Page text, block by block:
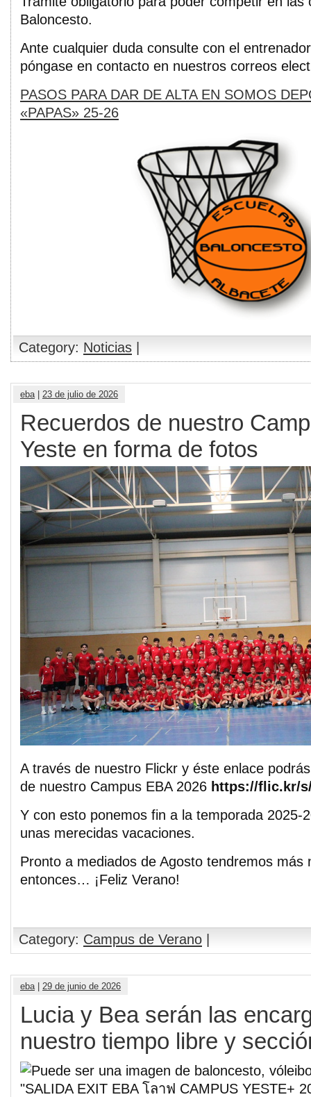
Baloncesto.
Ante cualquier duda consulte con el
póngase en contacto en nuestros correos
PASOS PARA DAR DE ALTA EN SOMOS
«PAPAS» 25-26
Category: Noticias
eba| 23 de julio de 2026
Recuerdos de nuestro
Yeste en forma de fotos
A través de nuestro Flickr y éste enlace
de nuestro Campus EBA 2026 https://flic.kr/
Y con esto ponemos fin a la temporada 2025-
unas merecidas vacaciones.
Pronto a mediados de Agosto tendremos más
entonces… ¡Feliz Verano!
Category: Campus de Verano |
eba | 29 de junio de 2026
Lucia y Bea serán las
nuestro tiempo libre y